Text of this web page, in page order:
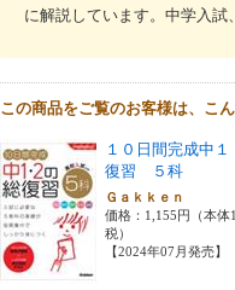
に解説しています。中学入試
この商品をご覧のお客様は、こ
１０日間完成中
復習 ５科
Ｇａｋｋｅｎ
価格：1,155円（本体
税）
【2024年07月発売】